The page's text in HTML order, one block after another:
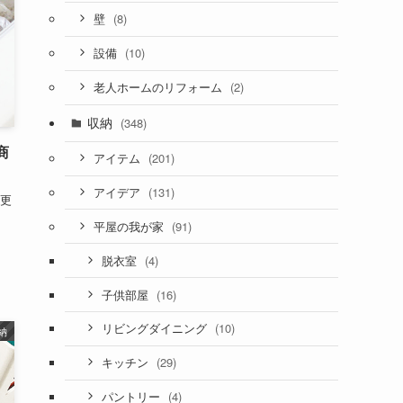
壁 (8)
設備 (10)
老人ホームのリフォーム (2)
収納 (348)
アイテム (201)
アイデア (131)
平屋の我が家 (91)
脱衣室 (4)
子供部屋 (16)
リビングダイニング (10)
キッチン (29)
パントリー (4)